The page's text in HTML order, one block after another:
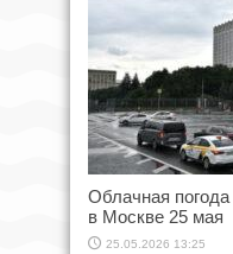
Облачная
в Москве 25 мая
25.05.2026 13:25